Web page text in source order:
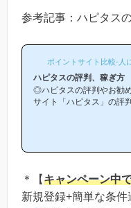
参考記事：ハピタス
ポイントサイト比較-人
ハピタスの評判、稼ぎ方
◎ハピタスの評判やお勧
サイト「ハピタス」の評
ジからハピタスへの新規
の記事を参考に進め...
＊【キャンペーン中
新規登録+簡単な条件